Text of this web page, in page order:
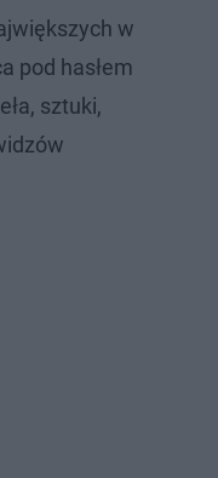
w
pod hasłem
sztuki,